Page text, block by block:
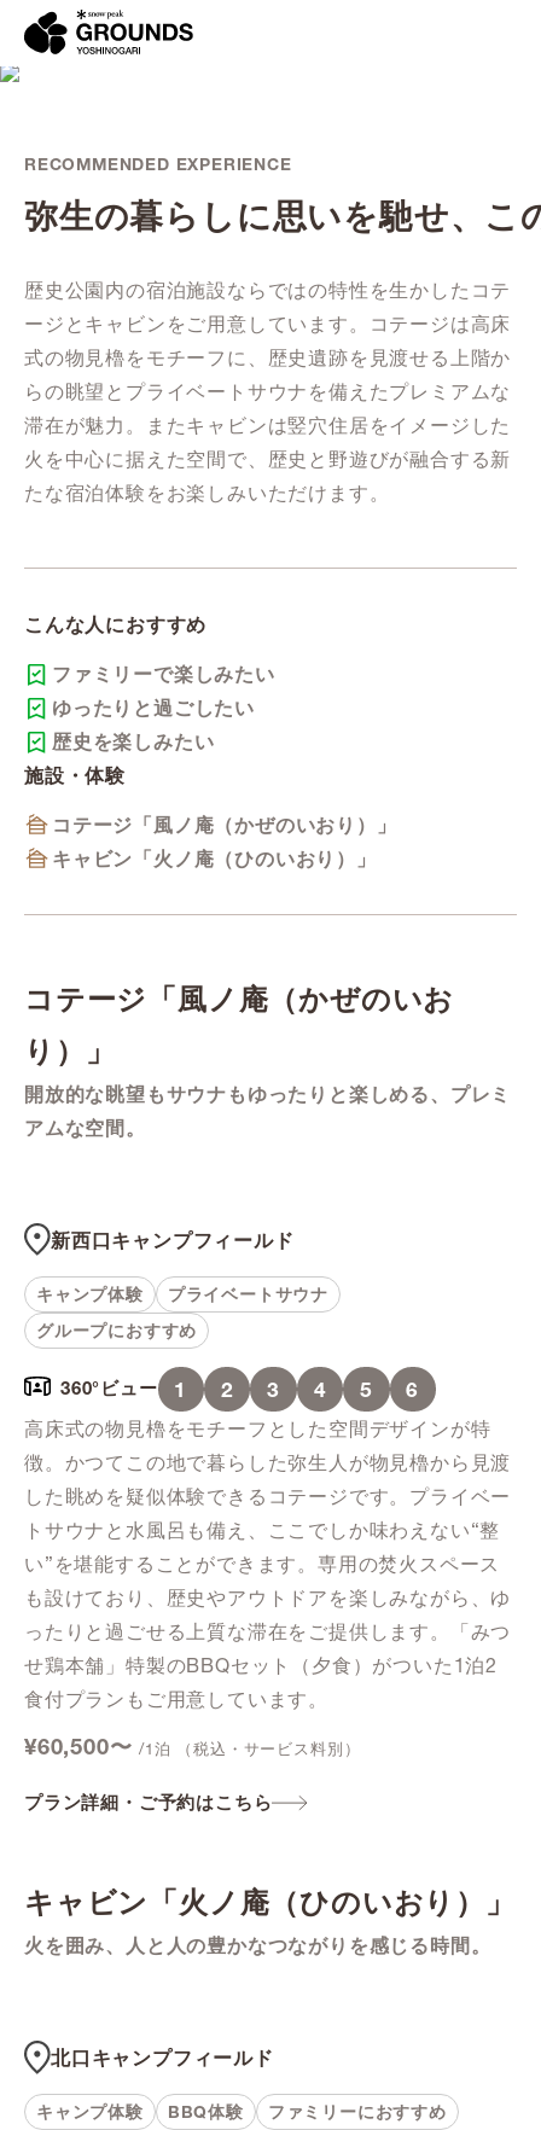
RECOMMENDED EXPERIENCE
弥生の暮らしに思いを馳せ、 こ
歴史公園内の宿泊施設ならではの特性を生かしたコテ
ージとキャビンをご用意しています。コテージは高床
式の物見櫓をモチーフに、歴史遺跡を見渡せる上階か
らの眺望とプライベートサウナを備えたプレミアムな
滞在が魅力。またキャビンは竪穴住居をイメージした
火を中心に据えた空間で、歴史と野遊びが融合する新
たな宿泊体験をお楽しみいただけます。
こんな人におすすめ
ファミリーで楽しみたい
ゆったりと過ごしたい
歴史を楽しみたい
施設・体験
コテージ「風ノ庵（かぜのいおり）」
キャビン「火ノ庵（ひのいおり）」
コテージ「風ノ庵（かぜのいお
り）」
開放的な眺望もサウナもゆったりと楽しめる、プレミ
アムな空間。
新西口キャンプフィールド
キャンプ体験
プライベートサウナ
グループにおすすめ
360°ビュー 1 2 3 4 5 6
高床式の物見櫓をモチーフとした空間デザインが特
徴。かつてこの地で暮らした弥生人が物見櫓から見渡
した眺めを疑似体験できるコテージです。プライベー
トサウナと水風呂も備え、ここでしか味わえない“整
い”を堪能することができます。専用の焚火スペース
も設けており、歴史やアウトドアを楽しみながら、ゆ
ったりと過ごせる上質な滞在をご提供します。「みつ
せ鶏本舗」特製のBBQセット（夕食）がついた1泊2
食付プランもご用意しています。
¥60,500〜/1泊 （税込・サービス料別）
プラン詳細・ご予約はこちら
キャビン「火ノ庵（ひのいおり）」
火を囲み、人と人の豊かなつながりを感じる時間。
北口キャンプフィールド
キャンプ体験 BBQ体験 ファミリーにおすすめ